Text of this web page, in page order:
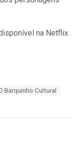
na Netflix.
Barquinho Cultural